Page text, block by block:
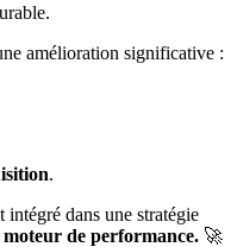
amélioration significative :
.
dans une stratégie
de performance. 🚀